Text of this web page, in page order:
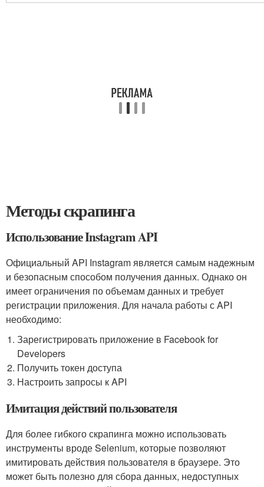
Методы скрапинга
Использование Instagram API
Официальный API Instagram является самым надежным
и безопасным способом получения данных. Однако он
имеет ограничения по объемам данных и требует
регистрации приложения. Для начала работы с API
необходимо:
Зарегистрировать приложение в Facebook for
Developers
Получить токен доступа
Настроить запросы к API
Имитация действий пользователя
Для более гибкого скрапинга можно использовать
инструменты вроде Selenium, которые позволяют
имитировать действия пользователя в браузере. Это
может быть полезно для сбора данных, недоступных